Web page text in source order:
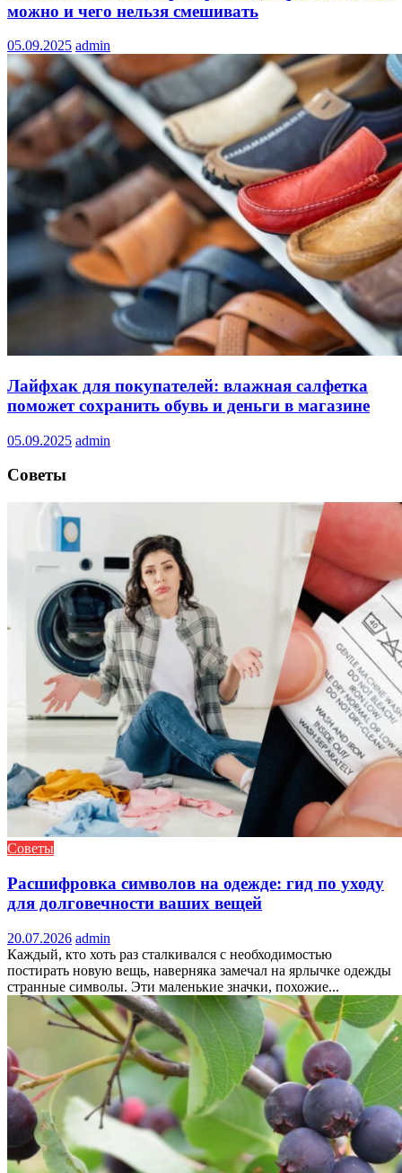
можно и чего нельзя смешивать
05.09.2025 admin
Лайфхак для покупателей: влажная салфетка
поможет сохранить обувь и деньги в магазине
05.09.2025 admin
Советы
Советы
Расшифровка символов на одежде: гид по уходу
для долговечности ваших вещей
20.07.2026 admin
Каждый, кто хоть раз сталкивался с необходимостью
постирать новую вещь, наверняка замечал на ярлычке одежды
странные символы. Эти маленькие значки, похожие...